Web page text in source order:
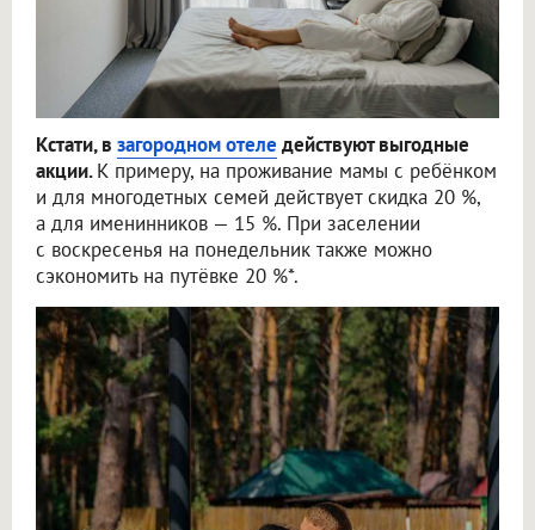
Кстати, в загородном отеле действуют выгодные
акции.К примеру, на проживание мамы с ребёнком
и для многодетных семей действует скидка 20 %,
а для именинников — 15 %. При заселении
с воскресенья на понедельник также можно
сэкономить на путёвке 20 %*.